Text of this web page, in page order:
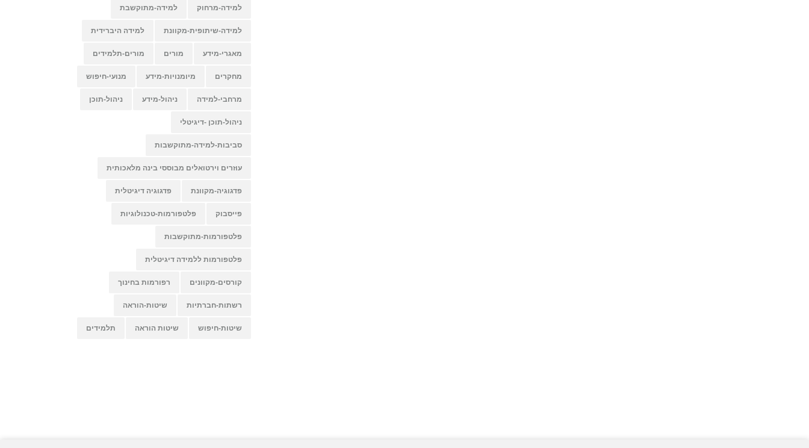
למידה-מרחוק למידה-מתוקשבת
למידה-שיתופית-מקוונת למידה היברידית
מאגרי-מידע מורים מורים-תלמידים
מחקרים מיומנויות-מידע מנועי-חיפוש
מרחבי-למידה ניהול-מידע ניהול-תוכן
ניהול-תוכן -דיגיטלי
סביבות-למידה-מתוקשבות
עוזרים וירטואלים מבוססי בינה מלאכותית
פדגוגיה-מקוונת פדגוגיה דיגיטלית
פייסבוק פלטפורמות-טכנולוגיות
פלטפורמות-מתוקשבות
פלטפורמות ללמידה דיגיטלית
קורסים-מקוונים רפורמות בחינוך
רשתות-חברתיות שיטות-הוראה
שיטות-חיפוש שיטות הוראה תלמידים